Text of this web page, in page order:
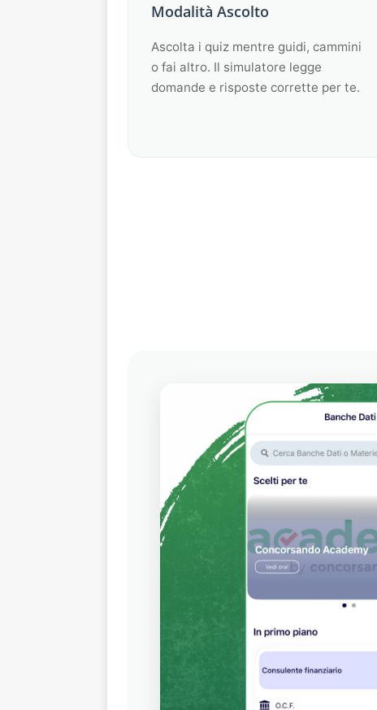
Modalità Ascolto
Ascolta i quiz mentre guidi, cammini
o fai altro. Il simulatore legge
domande e risposte corrette per te.